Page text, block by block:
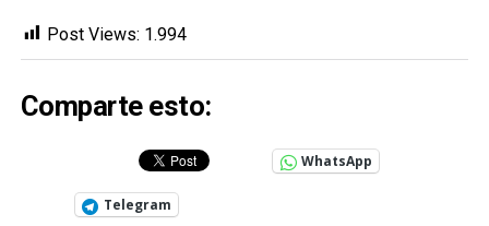
Post Views: 1.994
Comparte esto:
WhatsApp
Telegram